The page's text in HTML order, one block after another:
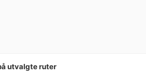
utvalgte ruter